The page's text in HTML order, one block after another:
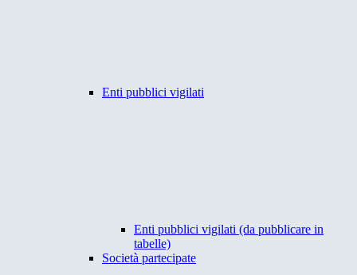
Enti pubblici vigilati
Enti pubblici vigilati (da pubblicare in
tabelle)
Società partecipate